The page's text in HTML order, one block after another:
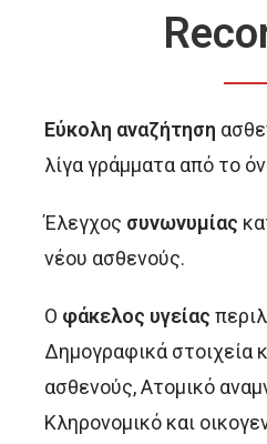
Εύκολη αναζήτηση
λίγα γράμματα από το
Έλεγχος συνωνυμίας
νέου ασθενούς.
Ο φάκελος υγείας
Δημογραφικά στοιχεία
ασθενούς, Ατομικό
Κληρονομικό και